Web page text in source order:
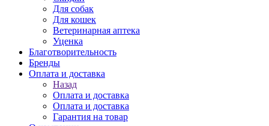
Для собак
Для кошек
Ветеринарная аптека
Уценка
Благотворительность
Бренды
Оплата и доставка
Назад
Оплата и доставка
Оплата и доставка
Гарантия на товар